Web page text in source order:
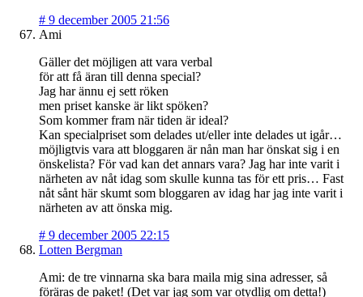
# 9 december 2005 21:56
Ami
Gäller det möjligen att vara verbal
för att få äran till denna special?
Jag har ännu ej sett röken
men priset kanske är likt spöken?
Som kommer fram när tiden är ideal?
Kan specialpriset som delades ut/eller inte delades ut igår…
möjligtvis vara att bloggaren är nån man har önskat sig i en
önskelista? För vad kan det annars vara? Jag har inte varit i
närheten av nåt idag som skulle kunna tas för ett pris… Fast
nåt sånt här skumt som bloggaren av idag har jag inte varit i
närheten av att önska mig.
# 9 december 2005 22:15
Lotten Bergman
Ami: de tre vinnarna ska bara maila mig sina adresser, så
föräras de paket! (Det var jag som var otydlig om detta!)